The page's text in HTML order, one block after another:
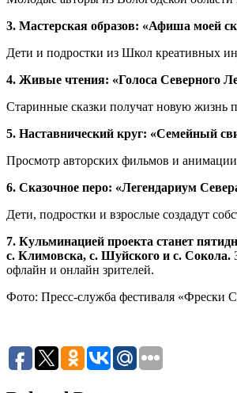
3. Мастерская образов: «Афиша моей
Дети и подростки из Школ креативных
4. Живые чтения: «Голоса Северного
Старинные сказки получат новую жизнь
5. Наставнический круг: «Семейный
Просмотр авторских фильмов и анимации
6. Сказочное перо: «Легендариум
Дети, подростки и взрослые создадут
7. Кульминацией проекта станет
с. Климовска, с. Шуйского и с. Сокола.
офлайн и онлайн зрителей.
Фото: Пресс-служба фестиваля «Фрески